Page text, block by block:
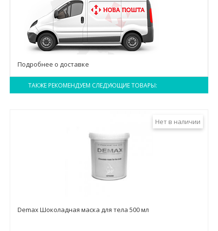
Подробнее о доставке
ТАКЖЕ РЕКОМЕНДУЕМ СЛЕДУЮЩИЕ ТОВАРЫ:
Нет в наличии
Demax Шоколадная маска для тела 500 мл